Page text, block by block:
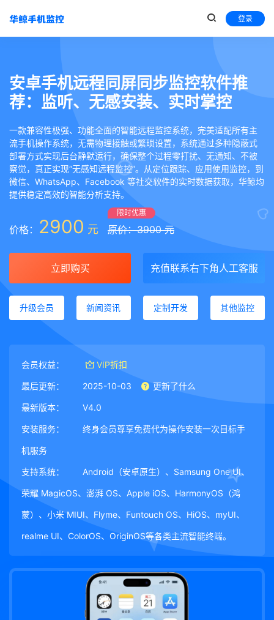
登录
安卓手机远程同屏同步监控软件推
荐：监听、无感安装、实时掌控
一款兼容性极强、功能全面的智能远程监控系统，完美适配所有主
流手机操作系统，无需物理接触或繁琐设置，系统通过多种隐蔽式
部署方式实现后台静默运行，确保整个过程零打扰、无通知、不被
察觉，真正实现“无感知远程监控”。从定位跟踪、应用使用监控，到
微信、WhatsApp、Facebook 等社交软件的实时数据获取，华鲸均
提供稳定高效的智能分析支持。
价格： 2900 元
限时优惠
原价：3900 元
立即购买 充值联系右下角人工客服
升级会员 新闻资讯 定制开发 其他监控
会员权益： VIP折扣
最后更新： 2025-10-03 更新了什么
最新版本： V4.0
安装服务： 终身会员尊享免费代为操作安装一次目标手
机服务
支持系统： Android（安卓原生）、Samsung One UI、
荣耀 MagicOS、澎湃 OS、Apple iOS、HarmonyOS（鸿
蒙）、小米 MIUI、Flyme、Funtouch OS、HiOS、myUI、
realme UI、ColorOS、OriginOS等各类主流智能终端。